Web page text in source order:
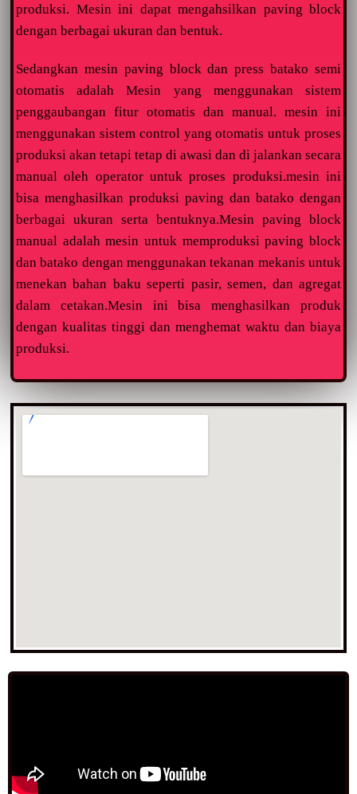
produksi. Mesin ini dapat mengahsilkan paving block
dengan berbagai ukuran dan bentuk.
Sedangkan mesin paving block dan press batako semi
otomatis adalah Mesin yang menggunakan sistem
penggaubangan fitur otomatis dan manual. mesin ini
menggunakan sistem control yang otomatis untuk proses
produksi akan tetapi tetap di awasi dan di jalankan secara
manual oleh operator untuk proses produksi.mesin ini
bisa menghasilkan produksi paving dan batako dengan
berbagai ukuran serta bentuknya.Mesin paving block
manual adalah mesin untuk memproduksi paving block
dan batako dengan menggunakan tekanan mekanis untuk
menekan bahan baku seperti pasir, semen, dan agregat
dalam cetakan.Mesin ini bisa menghasilkan produk
dengan kualitas tinggi dan menghemat waktu dan biaya
produksi.